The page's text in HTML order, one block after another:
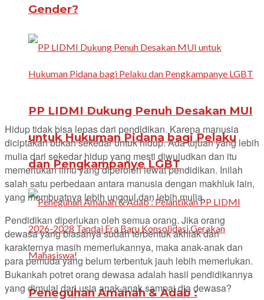
Gender?
PP LIDMI Dukung Penuh Desakan MUI
untuk Hukuman Pidana bagi Pelaku
dan Pengkampanye LGBT
Peneguhan Amanah & Adab :
Hidup tidak bisa lepas dari pendidikan. Karena manusia
diciptakan bukan sekedar untuk hidup. Ada tujuan yang lebih
mulia dari sekedar hidup yang mesti diwujudkan dan itu
memerlukan ilmu yang diperoleh lewat pendidikan. Inilah
salah satu perbedaan antara manusia dengan makhluk lain,
yang membuatnya lebih unggul dan lebih mulia.
Pendidikan diperlukan oleh semua orang. Jika orang
dewasa yang biasanya sudah terbentuk akhlak dan
karakternya masih memerlukannya, maka anak-anak dan
para pemuda yang belum terbentuk jauh lebih memerlukan.
Bukankah potret orang dewasa adalah hasil pendidikannya
yang dimulai dari usia anak-anak sampai dia dewasa?